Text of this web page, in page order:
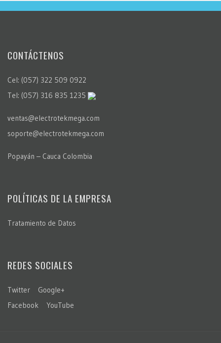
CONTÁCTENOS
Cel: (057) 322 509 0922
Tel: (057) 316 835 1235
ventas@electrotekmega.com
soporte@electrotekmega.com
Popayán – Cauca Colombia
POLÍTICAS DE LA EMPRESA
Tratamiento de Datos
REDES SOCIALES
Twitter
Google+
Facebook
YouTube